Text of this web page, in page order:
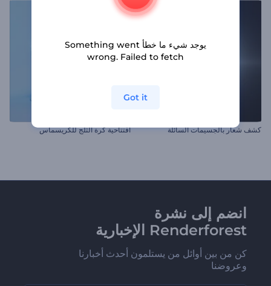
كشف شعار بالجسيمات السائلة افتتاحية كرة الثلج للكريسماس
انضم إلى نشرة
Renderforest الإخبارية
كن من بين أوائل من يستلمون أحدث أخبارنا
وعروضنا
يوجد شيء ما خطأ Something went
wrong. Failed to fetch
Got it